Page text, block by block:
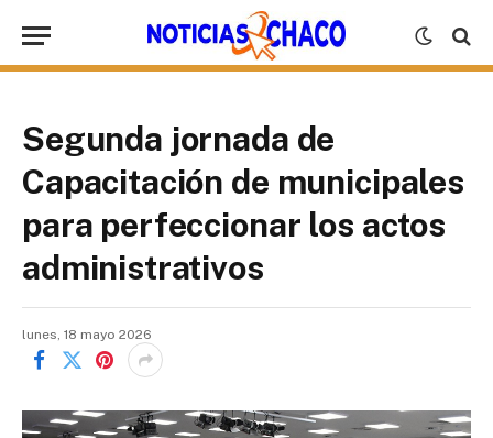
Segunda jornada de
Capacitación de municipales
para perfeccionar los actos
administrativos
lunes, 18 mayo 2026